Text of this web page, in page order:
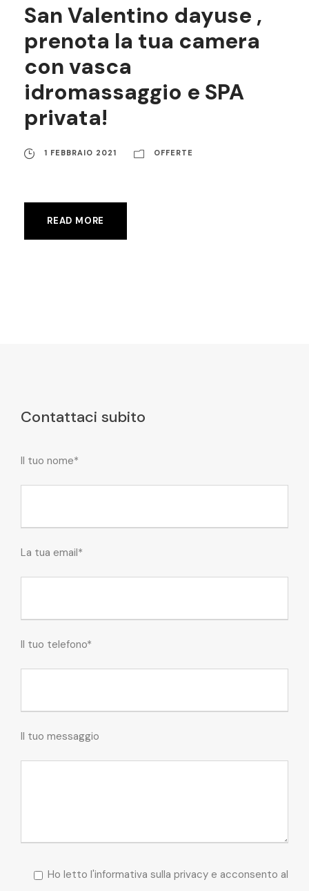
San Valentino dayuse ,
prenota la tua camera
con vasca
idromassaggio e SPA
privata!
1 FEBBRAIO 2021 OFFERTE
READ MORE
Contattaci subito
Il tuo nome*
La tua email*
Il tuo telefono*
Il tuo messaggio
Ho letto l'informativa sulla privacy e acconsento al